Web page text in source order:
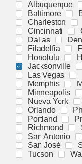
Albuquerque
Baltimore
Charleston
Cincinnati
Dallas
Filadelfia
Honolulu
Jacksonville
Las Vegas
Memphis
Minneapolis
Nueva York
Orlando
Portland
Richmond
San Antonio
San José
Tucson